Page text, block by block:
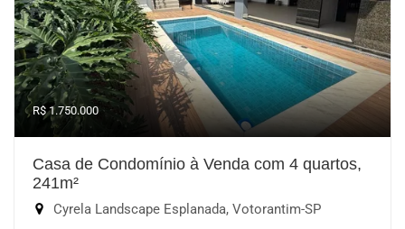
R$ 1.750.000
Casa de Condomínio à Venda com 4 quartos,
241m²
Cyrela Landscape Esplanada, Votorantim-SP